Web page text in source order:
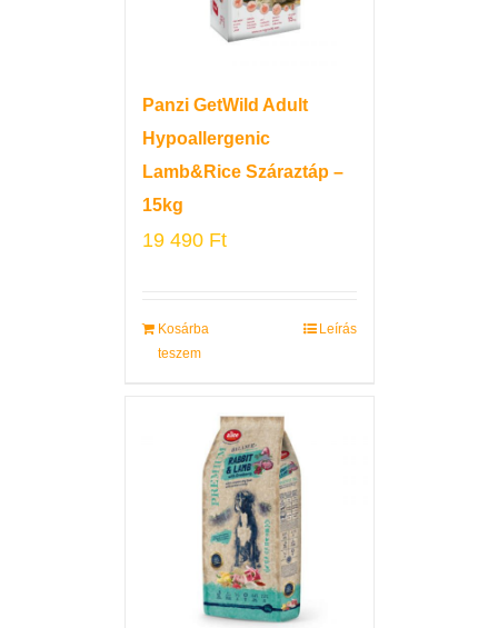
Panzi GetWild Adult
Hypoallergenic
Lamb&Rice Száraztáp –
15kg
19 490 Ft
Kosárba
teszem
Leírás